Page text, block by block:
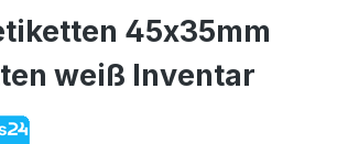
45x35mm
weiß Inventar